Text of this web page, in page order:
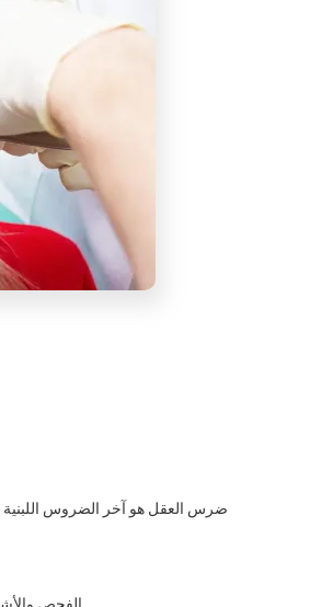
ضرس العقل هو آخر الضروس اللبنية